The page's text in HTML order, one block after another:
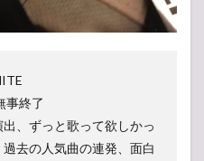
事終了
、ずっと歌って欲しかっ
去の人気曲の連発、面白